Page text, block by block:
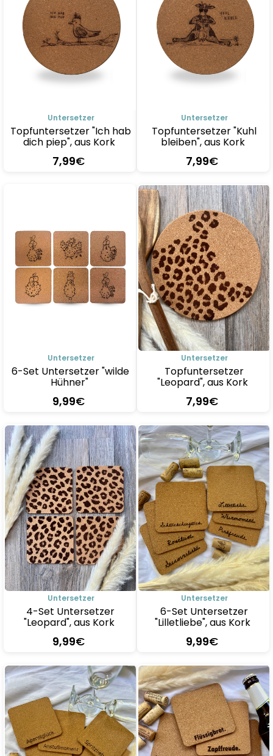
Untersetzer
Topfuntersetzer "Ich hab
dich piep", aus Kork
7,99€
Untersetzer
Topfuntersetzer "Kuhl
bleiben", aus Kork
7,99€
Untersetzer
6-Set Untersetzer "wilde
Hühner"
9,99€
Details
Untersetzer
Topfuntersetzer
"Leopard", aus Kork
7,99€
Details
Untersetzer
4-Set Untersetzer
"Leopard", aus Kork
9,99€
Details
Untersetzer
6-Set Untersetzer
"Lilletliebe", aus Kork
9,99€
Details Details